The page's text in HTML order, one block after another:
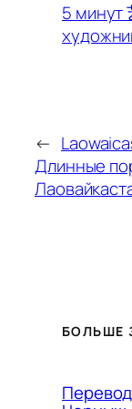
5 минут
←
Длинные
БОЛЬШЕ